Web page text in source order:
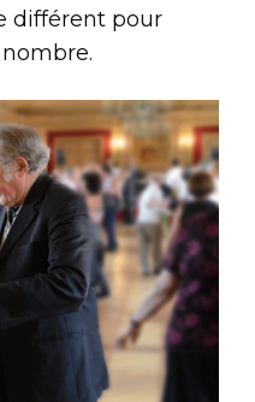
différent pour